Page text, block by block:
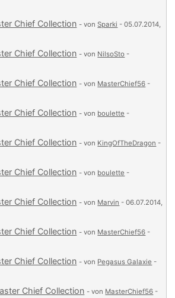
Chief Collection - vonSparki - 05.07.2014,
Chief Collection - von NilsoSto -
Chief Collection - von MasterChief56 -
Chief Collection - von boulette -
Chief Collection - von KingOfTheDragon -
Chief Collection - von boulette -
Chief Collection - von Marvin - 06.07.2014,
Chief Collection - von MasterChief56 -
Chief Collection - von Pegasus Galaxie -
Chief Collection - von MasterChief56 -